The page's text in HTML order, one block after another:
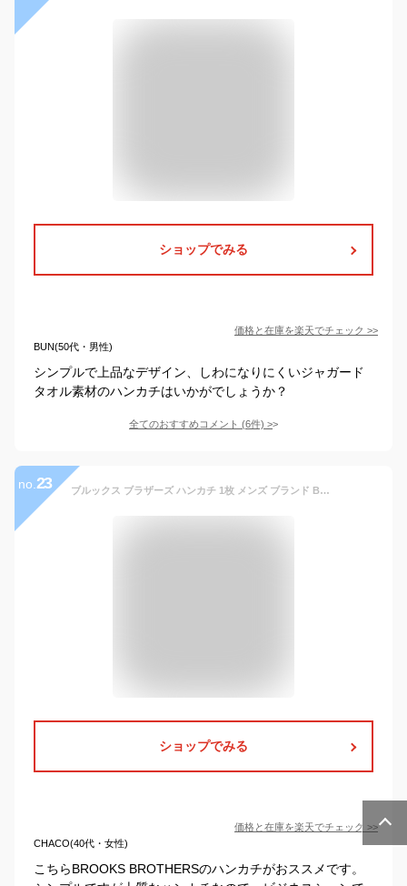
ショップでみる
価格と在庫を楽天でチェック >>
BUN(50代・男性)
シンプルで上品なデザイン、しわになりにくいジャガード
タオル素材のハンカチはいかがでしょうか？
全てのおすすめコメント (6件) >
no. 23 ブルックス ブラザーズ ハンカチ 1枚 メンズ ブランド BROOKS BROTHERS 濃紺 ネイビー ロゴ 男性 紳士 【あす楽】
ショップでみる
価格と在庫を楽天でチェック >>
CHACO(40代・女性)
こちらBROOKS BROTHERSのハンカチがおススメです。